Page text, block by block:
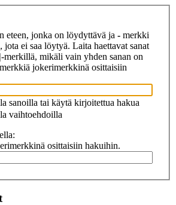
eteen, jonka on löydyttävä ja - merkki
jota ei saa löytyä. Laita haettavat sanat
|-merkillä, mikäli vain yhden sanan on
jokerimerkkinä osittaisiin
sanoilla tai käytä kirjoitettua hakua
vaihtoehdoilla
osittaisiin hakuihin.